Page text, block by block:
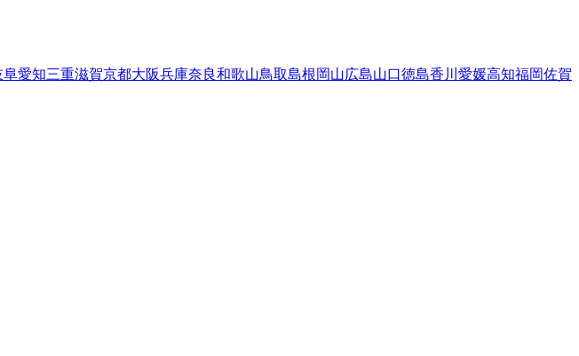
阜愛知三重滋賀京都大阪兵庫奈良和歌山鳥取島根岡山広島山口徳島香川 愛媛高知福岡佐賀